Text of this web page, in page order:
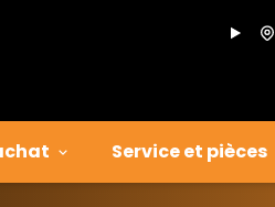
Service et pièces